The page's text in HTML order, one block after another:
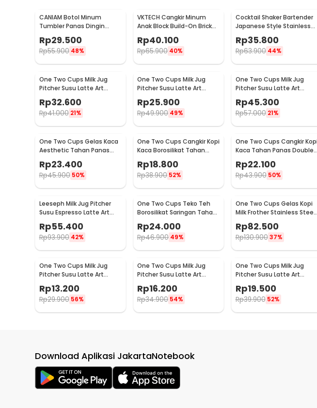
1 x One Two Cups Gelas Keramik Kopi Teh Vintage Japanese Ceramic Cup 200ml -
CANIAM Botol Minum
Tumbler Panas Dingin
400ml
Rp29.500
Rp55.900 48%
VKTECH Cangkir Minum
Anak Block Build-On Brick
Rp40.100
Rp65.900 40%
Cocktail Shaker Bartender
Japanese Style Stainless
Steel 200ml
Rp35.800
Rp63.900 44%
One Two Cups Milk Jug
Pitcher Susu Latte Art
Espresso Stainless Steel
350ml - J068
Rp32.600
Rp41.000 21%
One Two Cups Milk Jug
Pitcher Susu Latte Art
150ml - J068
Rp25.900
Rp49.900 49%
One Two Cups Milk Jug
Pitcher Susu Latte Art
Espresso Stainless Steel
600ml - J068
Rp45.300
Rp57.000 21%
One Two Cups Gelas Kaca
Aesthetic Tahan Panas
Double Wall Glass 433ml -
PLY1704
Rp23.400
Rp45.900 50%
One Two Cups Cangkir Kopi
Kaca Borosilikat Tahan
Panas Double Wall Cup
160ml
Rp18.800
Rp38.900 52%
One Two Cups Cangkir Kopi
Kaca Tahan Panas Double
Rp22.100
Rp43.900 50%
Leeseph Milk Jug Pitcher
Susu Espresso Latte Art
2016
Rp55.400
Rp93.900 42%
One Two Cups Teko Teh
Borosilikat Saringan Tahan
757
Rp24.000
Rp46.900 49%
One Two Cups Gelas Kopi
Milk Frother Stainless Steel
400ml - WZ0011
Rp82.500
Rp130.900 37%
One Two Cups Milk Jug
Pitcher Susu Latte Art
Espresso Stainless Steel
1.5oz - S06HG
Rp13.200
Rp29.900 56%
One Two Cups Milk Jug
Pitcher Susu Latte Art
Espresso Stainless Steel
3oz - S06HG
Rp16.200
Rp34.900 54%
One Two Cups Milk Jug
Pitcher Susu Latte Art
5oz - S06HG
Rp19.500
Rp39.900 52%
Download Aplikasi JakartaNotebook